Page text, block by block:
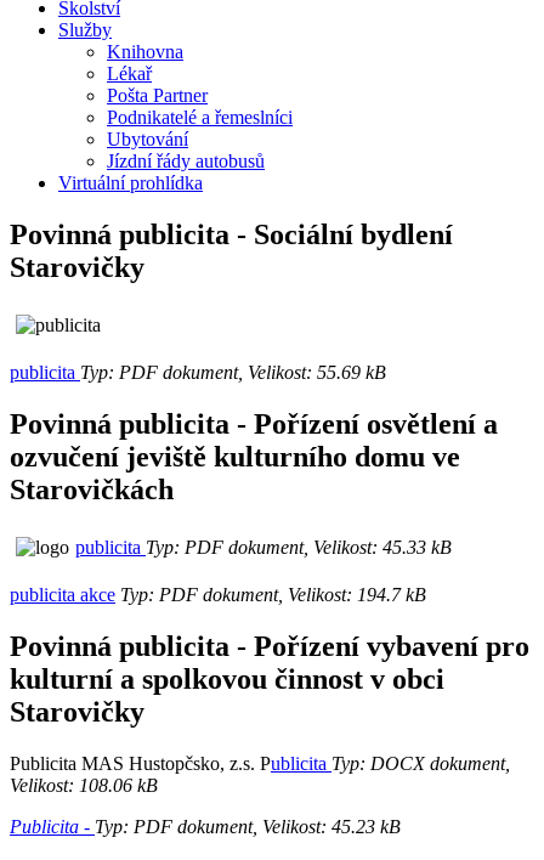
Školství
Služby
Knihovna
Lékař
Pošta Partner
Podnikatelé a řemeslníci
Ubytování
Jízdní řády autobusů
Virtuální prohlídka
Povinná publicita - Sociální bydlení
Starovičky
publicita Typ: PDF dokument, Velikost: 55.69 kB
Povinná publicita - Pořízení osvětlení a
ozvučení jeviště kulturního domu ve
Starovičkách
publicita Typ: PDF dokument, Velikost: 45.33 kB
publicita akce Typ: PDF dokument, Velikost: 194.7 kB
Povinná publicita - Pořízení vybavení pro
kulturní a spolkovou činnost v obci
Starovičky
Publicita MAS Hustopčsko, z.s. Publicita Typ: DOCX dokument,
Velikost: 108.06 kB
Publicita - Typ: PDF dokument, Velikost: 45.23 kB